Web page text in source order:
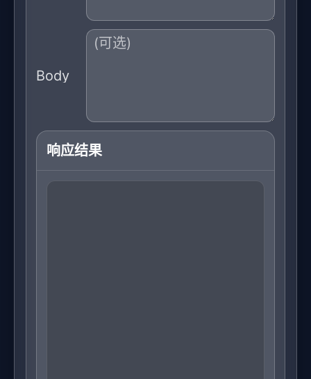
Body
响应结果